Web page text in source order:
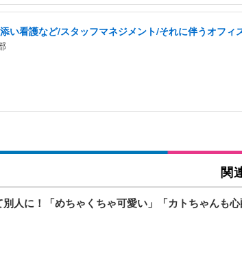
い看護など/スタッフマネジメント/それに伴うオフィ
関
人に！「めちゃくちゃ可愛い」「カトちゃんも心